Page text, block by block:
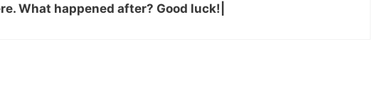
What happened after? Good luck!|